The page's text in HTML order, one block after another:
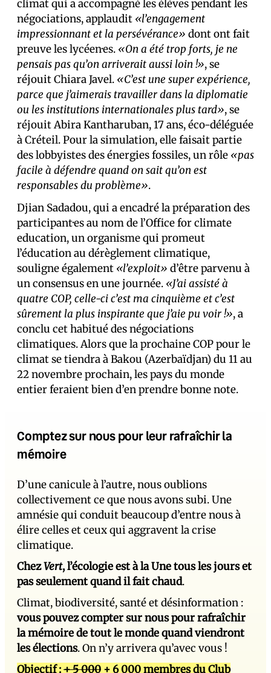
climat qui a accompagné les élèves pendant les
négociations, applaudit «l’engagement
impressionnant et la persévérance» dont ont fait
preuve les lycéen·es. «On a été trop forts, je ne
pensais pas qu’on arriverait aussi loin !», se
réjouit Chiara Javel. «C’est une super expérience,
parce que j’aimerais travailler dans la diplomatie
ou les institutions internationales plus tard», se
réjouit Abira Kantharuban, 17 ans, éco-déléguée
à Créteil. Pour la simulation, elle faisait partie
des lobbyistes des énergies fossiles, un rôle «pas
facile à défendre quand on sait qu’on est
responsables du problème».
Djian Sadadou, qui a encadré la préparation des
participant·es au nom de l’Office for climate
education, un organisme qui promeut
l’éducation au dérèglement climatique,
souligne également «l’exploit» d’être parvenu à
un consensus en une journée. «J’ai assisté à
quatre COP, celle-ci c’est ma cinquième et c’est
sûrement la plus inspirante que j’aie pu voir !», a
conclu cet habitué des négociations
climatiques. Alors que la prochaine COP pour le
climat se tiendra à Bakou (Azerbaïdjan) du 11 au
22 novembre prochain, les pays du monde
entier feraient bien d’en prendre bonne note.
Comptez sur nous pour leur rafraîchir la
mémoire
D’une canicule à l’autre, nous oublions
collectivement ce que nous avons subi. Une
amnésie qui conduit beaucoup d’entre nous à
élire celles et ceux qui aggravent la crise
climatique.
ChezVert, l’écologie est à la Une tous les jours et
pas seulement quand il fait chaud.
Climat, biodiversité, santé et désinformation :
vous pouvez compter sur nous pour rafraîchir
la mémoire de tout le monde quand viendront
les élections. On n’y arrivera qu’avec vous !
Objectif :+ 5 000 + 6 000 membres du Club